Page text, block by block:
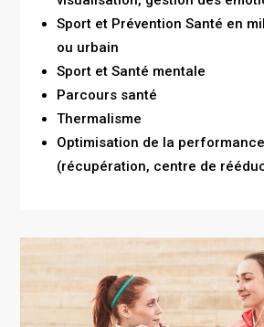
Sport et Prévention Santé en
ou urbain
Sport et Santé mentale
Parcours santé
Thermalisme
Optimisation de la performance
(récupération, centre de